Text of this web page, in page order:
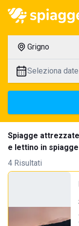
Grigno
Seleziona date
Spiagge
e lettino in
4 Risultati